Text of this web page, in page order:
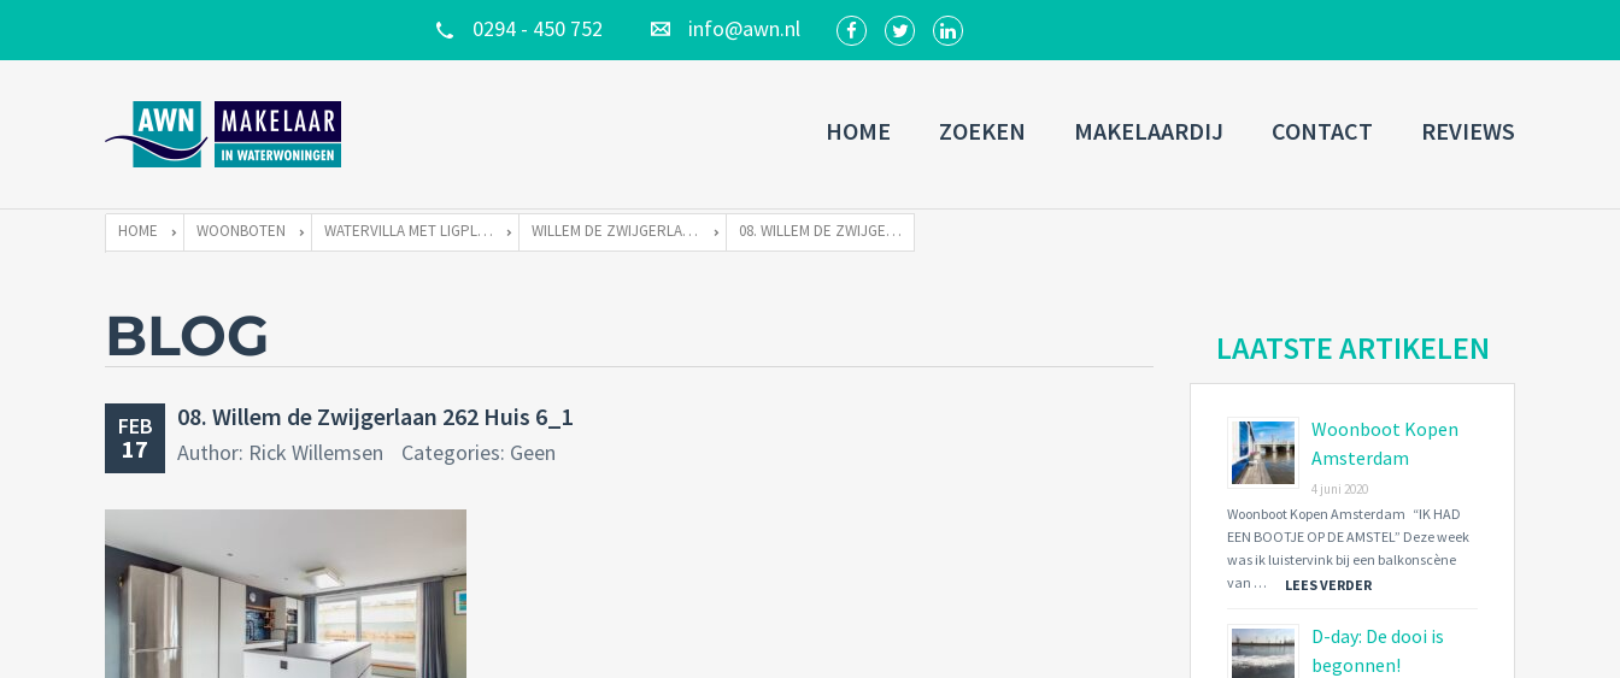
0294 - 450 752 info@awn.nl
Username
Connect with:
Forgot
password? SIGN IN
Remember me
HOME ZOEKEN MAKELAARDIJ CONTACT REVIEWS
HOME WOONBOTEN WATERVILLA MET LIGPLAATS WILLEM DE ZWIJGERLAAN 262 TE 1055 RE AMSTERDAM 08. WILLEM DE ZWIJGERLAAN 262 HUIS 6_1
BLOG
FEB
17
08. Willem de Zwijgerlaan 262 Huis 6_1
Author: Rick Willemsen Categories: Geen
LAATSTE ARTIKELEN
Woonboot Kopen
Amsterdam
4 juni 2020
Woonboot Kopen Amsterdam “IK HAD
EEN BOOTJE OP DE AMSTEL” Deze week
was ik luistervink bij een balkonscène
van …
LEES VERDER
D-day: De dooi is
begonnen!